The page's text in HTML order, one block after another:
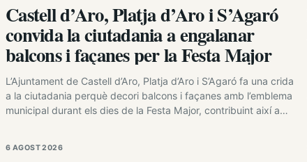
Castell d’Aro, Platja d’Aro i S’Agaró
convida la ciutadania a engalanar
balcons i façanes per la Festa Major
L’Ajuntament de Castell d’Aro, Platja d’Aro i S’Agaró fa una crida
a la ciutadania perquè decori balcons i façanes amb l’emblema
municipal durant els dies de la Festa Major, contribuint així a
7, 10 i 11…
6 AGOST 2026